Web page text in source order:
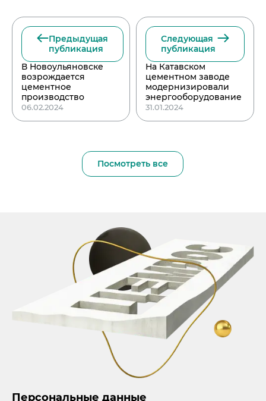
Предыдущая
публикация
В Новоульяновске
возрождается
цементное
производство
06.02.2024
Следующая
публикация
На Катавском
цементном заводе
модернизировали
энергооборудование
31.01.2024
Посмотреть все
Персональные данные